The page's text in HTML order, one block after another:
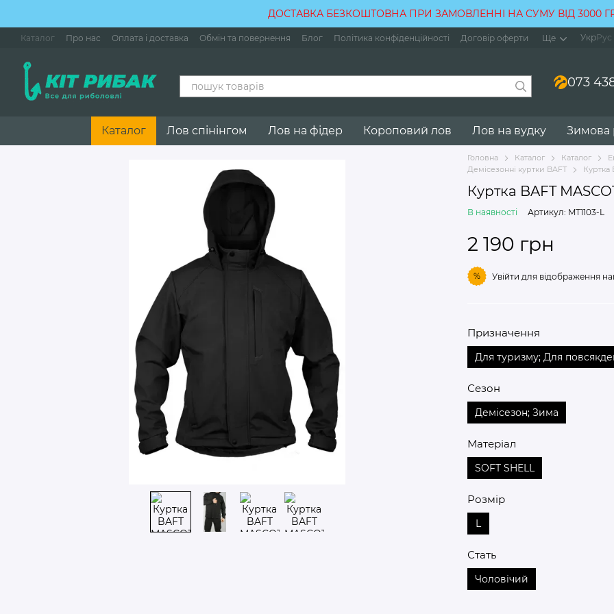
ДОСТАВКА БЕЗКОШТОВНА ПРИ ЗАМОВЛЕННІ НА СУМУ ВІД 3000
Каталог Про нас Оплата і доставка Обмін та повернення Блог Політика конфіденційності Договір оферти Ще УкрРус
073
Каталог Лов спінінгом Лов на фідер Короповий лов Лов на вудку Зимова
Головна Каталог Каталог
Демісезонні куртки BAFT
Куртка
Куртка BAFT
В наявності Артикул: MT1103-L
2 190 грн
% Увійти для відображення
Призначення
Для туризму; Для
Сезон
Демісезон; Зима
Матеріал
SOFT SHELL
Розмір
L
Стать
Чоловічий